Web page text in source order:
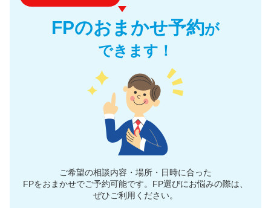
FPのおまかせ予約が
できます！
ご希望の相談内容・場所・日時に合った
FPをおまかせでご予約可能です。 FP選びにお悩みの際は、
ぜひご利用ください。